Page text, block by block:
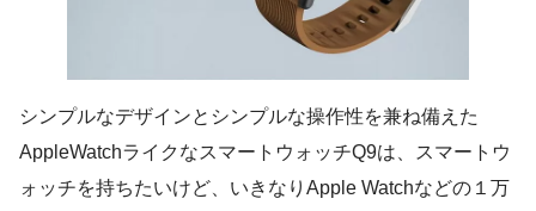
シンプルなデザインとシンプルな操作性を兼ね備えた
AppleWatchライクなスマートウォッチQ9は、スマートウ
ォッチを持ちたいけど、いきなりApple Watchなどの１万